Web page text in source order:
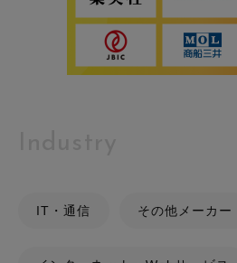
IT・通信 その他メーカー